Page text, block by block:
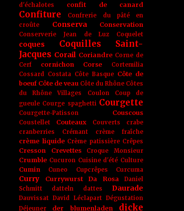
d'échalotes
confit de canard
Confiture
Confrerie du pâté en
croûte
Conserva Conservation
Conserverie Jean de Luz Coquelet
coques
Coquilles Saint-
Jacques Corail Coriandre Corne de
Cerf
cornichon Corse
Cortemilia
Cossard Costata Côte Basque Côte de
boeuf Côte de veau Côte du Rhône Côtes
du Rhône Villages
Coulon
Coup de
gueule Courge spaghetti Courgette
Courgette-Patisson Couscous
Coustellet Couteaux Couverts
crabe
cranberries
Crémant crème fraîche
crème liquide Crème patissière Crêpes
Cresson Crevettes Croque Monsieur
Crumble Cucuron Cuisine d'été Culture
Cumin Cuneo Cupcrêpes Curcuma
Curry Currywurst Da Rosa
Daniel
Schmitt
datteln dattes Daurade
Dauvissat David Léclapart Dégustation
Déjeuner
der blumenladen dicke